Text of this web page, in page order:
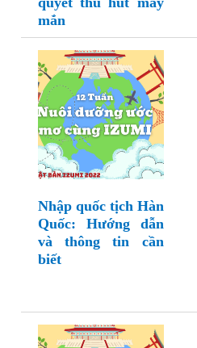
mắn
Nhập quốc tịch Hàn
Quốc: Hướng dẫn
và thông tin cần
biết